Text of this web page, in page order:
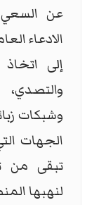
عن
الادعاء
إلى
وشبكات
الجهات
تبقى من
لنهبها